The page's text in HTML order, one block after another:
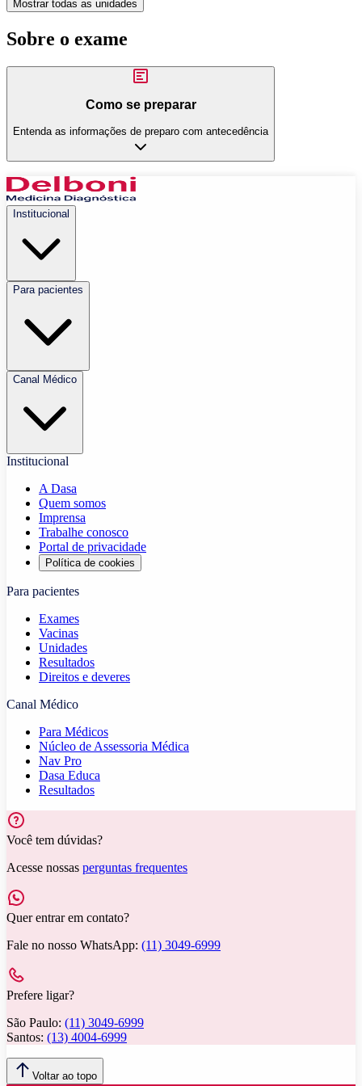
Mostrar todas as unidades
Sobre o exame
Como se preparar
Entenda as informações de preparo com antecedência
Institucional
Para pacientes
Canal Médico
Institucional
A Dasa
Quem somos
Imprensa
Trabalhe conosco
Portal de privacidade
Política de cookies
Para pacientes
Exames
Vacinas
Unidades
Resultados
Direitos e deveres
Canal Médico
Para Médicos
Núcleo de Assessoria Médica
Nav Pro
Dasa Educa
Resultados
Você tem dúvidas?
Acesse nossas perguntas frequentes
Quer entrar em contato?
Fale no nosso WhatsApp: (11) 3049-6999
Prefere ligar?
São Paulo: (11) 3049-6999
Santos: (13) 4004-6999
Voltar ao topo